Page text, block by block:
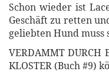
Schon wieder ist
Geschäft zu retten
geliebten Hund muss
VERDAMMT DURCH
KLOSTER (Buch #9)